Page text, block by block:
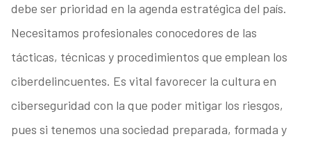
debe ser prioridad en la agenda estratégica del país.
Necesitamos profesionales conocedores de las
tácticas, técnicas y procedimientos que emplean los
ciberdelincuentes. Es vital favorecer la cultura en
ciberseguridad con la que poder mitigar los riesgos,
pues si tenemos una sociedad preparada, formada y